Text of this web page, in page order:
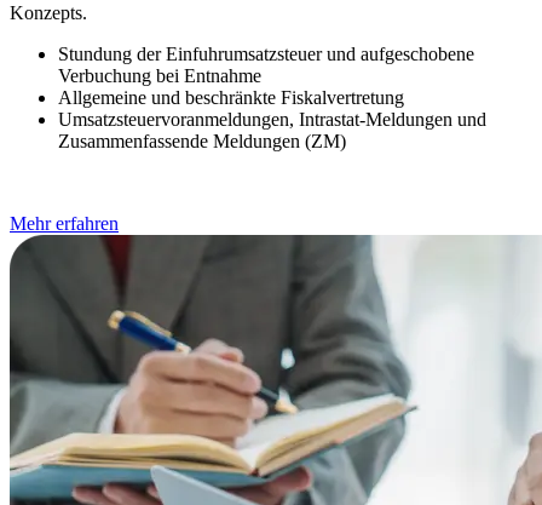
Konzepts.
Stundung der Einfuhrumsatzsteuer und aufgeschobene
Verbuchung bei Entnahme
Allgemeine und beschränkte Fiskalvertretung
Umsatzsteuervoranmeldungen, Intrastat-Meldungen und
Zusammenfassende Meldungen (ZM)
Mehr erfahren